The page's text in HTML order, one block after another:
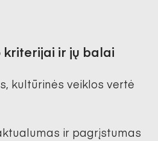
ir jų balai
kultūrinės veiklos vertė
ir pagrįstumas